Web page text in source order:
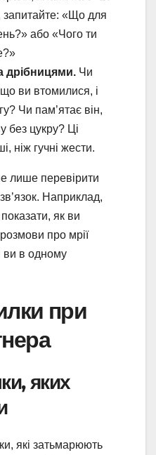
запитайте: «Що для
або «Чого ти
дрібницями. Чи
ви втомилися, і
Чи пам’ятає він,
без цукру? Ці
ніж гучні жести.
лише перевірити
Наприклад,
як ви
про мрії
ви в одному
при
яких
які затьмарюють